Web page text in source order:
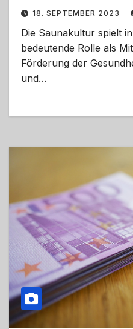
18. SEPTEMBER 2023
Die Saunakultur spielt
bedeutende Rolle als
Förderung der
und…